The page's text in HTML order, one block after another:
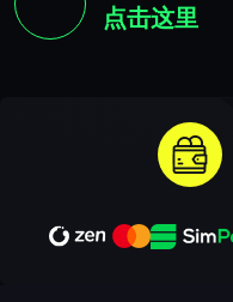
点击这里